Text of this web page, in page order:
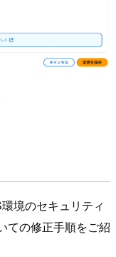
境のセキュリティ
ての修正手順をご紹